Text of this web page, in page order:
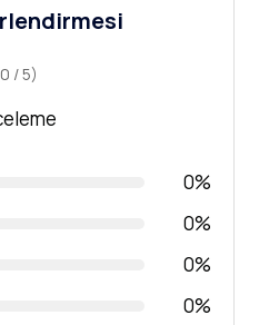
/ 5)
0%
0%
0%
0%